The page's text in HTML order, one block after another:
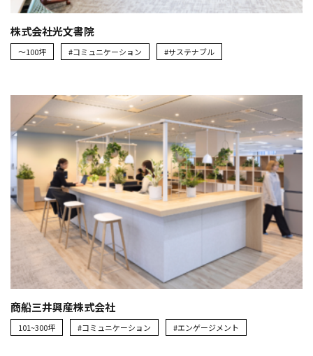
株式会社光文書院
～100坪 #コミュニケーション #サステナブル
商船三井興産株式会社
101~300坪 #コミュニケーション #エンゲージメント